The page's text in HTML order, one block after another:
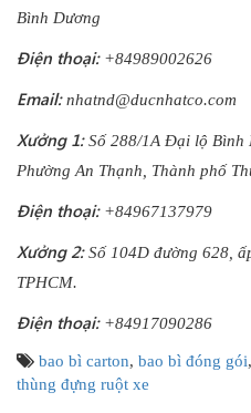
Bình Dương
Điện thoại:+84989002626
Email:nhatnd@ducnhatco.com
Xưởng 1:Số 288/1A Đại lộ Bình
Phường An Thạnh, Thành phố
Điện thoại: +84967137979
Xưởng 2:Số 104D đường 628,
TPHCM.
Điện thoại: +84917090286
bao bì carton, bao bì đóng gói,
thùng đựng ruột xe